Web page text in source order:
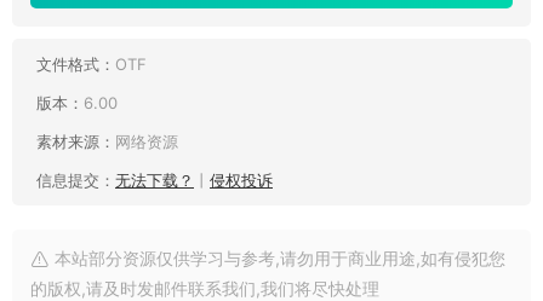
文件格式： OTF
版本： 6.00
素材来源： 网络资源
信息提交： 无法下载？ 侵权投诉
本站部分资源仅供学习与参考,请勿用于商业用途,如有侵犯您
的版权,请及时发邮件联系我们,我们将尽快处理